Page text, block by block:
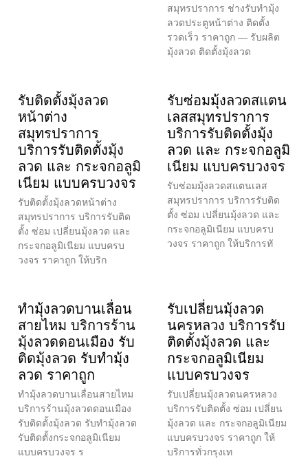
สมุทรปราการ ช่างรับทำมุ้ง
ลวดประตูหน้าต่าง ติดตั้ง
รวดเร็ว ราคาถูก — รับผลิต
มุ้งลวด ติดตั้งมุ้งลวด
รับติดตั้งมุ้งลวด
หน้าต่าง
สมุทรปราการ
บริการรับติดตั้งมุ้ง
ลวด และ กระจกอลูมิ
เนียม แบบครบวงจร
รับติดตั้งมุ้งลวดหน้าต่าง
สมุทรปราการ บริการรับติด
ตั้ง ซ่อม เปลี่ยนมุ้งลวด และ
กระจกอลูมิเนียม แบบครบ
วงจร ราคาถูก ให้บริก
รับซ่อมมุ้งลวดสแตน
เลสสมุทรปราการ
บริการรับติดตั้งมุ้ง
ลวด และ กระจกอลูมิ
เนียม แบบครบวงจร
รับซ่อมมุ้งลวดสแตนเลส
สมุทรปราการ บริการรับติด
ตั้ง ซ่อม เปลี่ยนมุ้งลวด และ
กระจกอลูมิเนียม แบบครบ
วงจร ราคาถูก ให้บริการทั
ทำมุ้งลวดบานเลื่อน
สายไหม บริการร้าน
มุ้งลวดดอนเมือง รับ
ติดมุ้งลวด รับทำมุ้ง
ลวด ราคาถูก
ทำมุ้งลวดบานเลื่อนสายไหม
บริการร้านมุ้งลวดดอนเมือง
รับติดตั้งมุ้งลวด รับทำมุ้งลวด
รับติดตั้งกระจกอลูมิเนียม
แบบครบวงจร ร
รับเปลี่ยนมุ้งลวด
นครหลวง บริการรับ
ติดตั้งมุ้งลวด และ
กระจกอลูมิเนียม
แบบครบวงจร
รับเปลี่ยนมุ้งลวดนครหลวง
บริการรับติดตั้ง ซ่อม เปลี่ยน
มุ้งลวด และ กระจกอลูมิเนียม
แบบครบวงจร ราคาถูก ให้
บริการทั่วกรุงเท